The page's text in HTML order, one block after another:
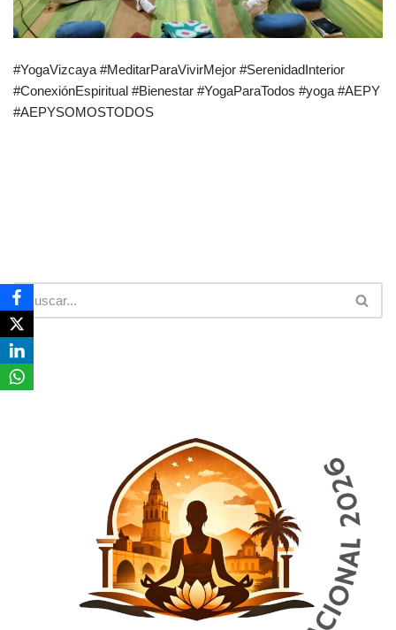
#YogaVizcaya #MeditarParaVivirMejor #SerenidadInterior
#ConexiónEspiritual #Bienestar #YogaParaTodos #yoga #AEPY
#AEPYSOMOSTODOS